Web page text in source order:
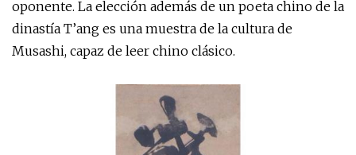
oponente. La elección además de un poeta chino de la
dinastía T’ang es una muestra de la cultura de
Musashi, capaz de leer chino clásico.